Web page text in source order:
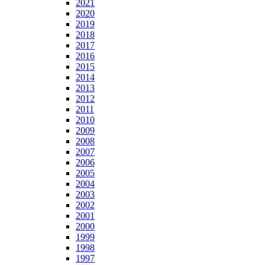
2021
2020
2019
2018
2017
2016
2015
2014
2013
2012
2011
2010
2009
2008
2007
2006
2005
2004
2003
2002
2001
2000
1999
1998
1997